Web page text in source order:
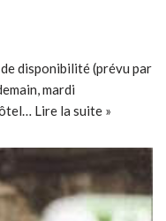
disponibilité (prévu par
mardi
Lire la suite »